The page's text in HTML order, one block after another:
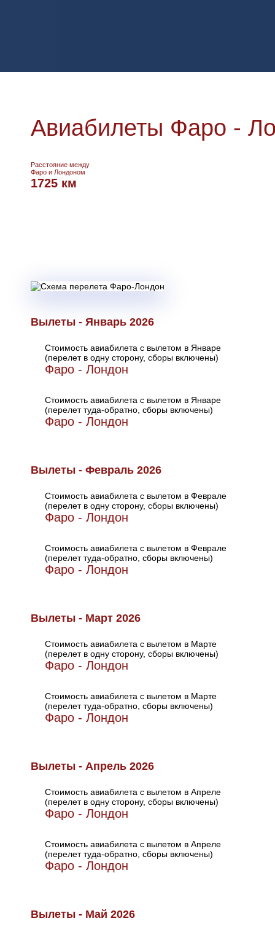
Авиабилеты Фаро -
Расстояние между
Фаро и Лондоном
1725 км
Вылеты - Январь 2026
Стоимость авиабилета с вылетом в Январе
(перелет в одну сторону, сборы включены)
Фаро - Лондон
Стоимость авиабилета с вылетом в Январе
(перелет туда-обратно, сборы включены)
Фаро - Лондон
Вылеты - Февраль 2026
Стоимость авиабилета с вылетом в Феврале
(перелет в одну сторону, сборы включены)
Фаро - Лондон
Стоимость авиабилета с вылетом в Феврале
(перелет туда-обратно, сборы включены)
Фаро - Лондон
Вылеты - Март 2026
Стоимость авиабилета с вылетом в Марте
(перелет в одну сторону, сборы включены)
Фаро - Лондон
Стоимость авиабилета с вылетом в Марте
(перелет туда-обратно, сборы включены)
Фаро - Лондон
Вылеты - Апрель 2026
Стоимость авиабилета с вылетом в Апреле
(перелет в одну сторону, сборы включены)
Фаро - Лондон
Стоимость авиабилета с вылетом в Апреле
(перелет туда-обратно, сборы включены)
Фаро - Лондон
Вылеты - Май 2026